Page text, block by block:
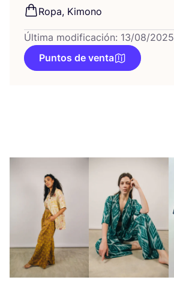
Ropa, Kimono
Última modificación: 13/08/2025
Puntos de venta